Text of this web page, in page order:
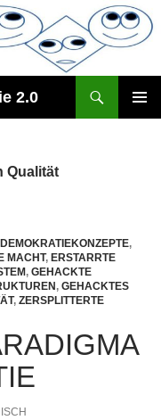
2.0
Qualität
DEMOKRATIEKONZEPTE,
MACHT, ERSTARRTE
, GEHACKTE
, GEHACKTES
, ZERSPLITTERTE